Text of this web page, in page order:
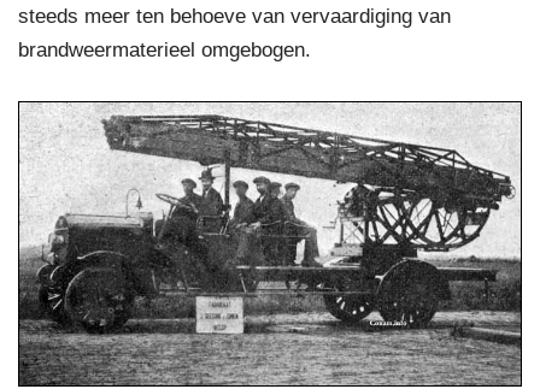
steeds meer ten behoeve van vervaardiging van
brandweermaterieel omgebogen.